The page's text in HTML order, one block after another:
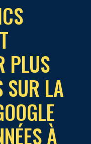
PLUS
SUR LA
À